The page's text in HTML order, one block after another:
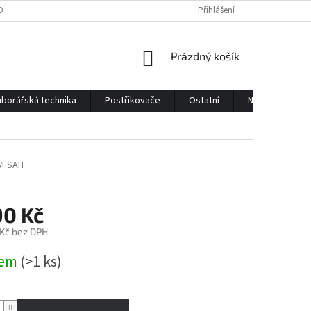
ÚDAJŮ Přihlášení
NÁKUPNÍ
Prázdný košík
technika Postřikovače Ostatní Náhradní díly
Kč
bez DPH
(>1 ks)